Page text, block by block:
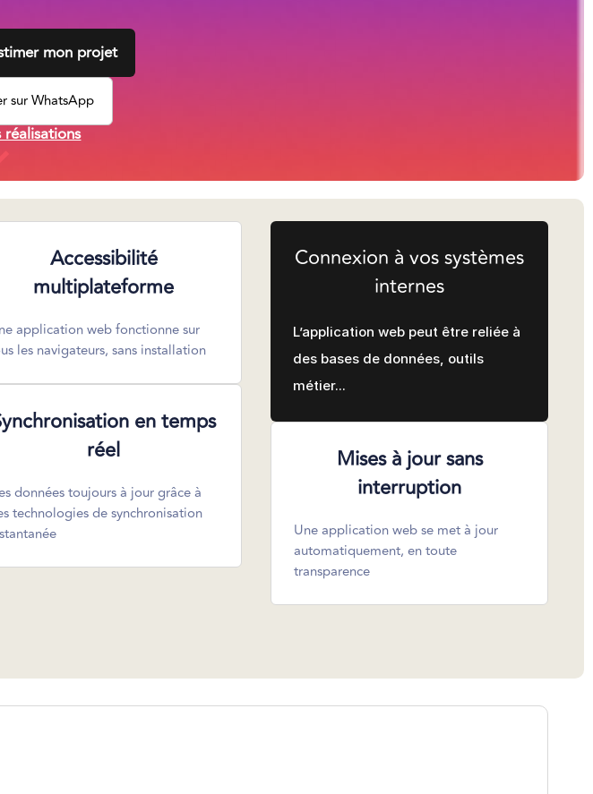
mon projet
sur WhatsApp
Accessibilité
multiplateforme
application web fonctionne sur
les navigateurs, sans installation
en temps
réel
données toujours à jour grâce à
technologies de synchronisation
Connexion à vos systèmes
internes
L’application web peut être reliée à
des bases de données, outils
métier...
Mises à jour sans
interruption
Une application web se met à jour
automatiquement, en toute
transparence